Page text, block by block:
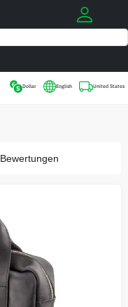
Dollar English United States
Bewertungen